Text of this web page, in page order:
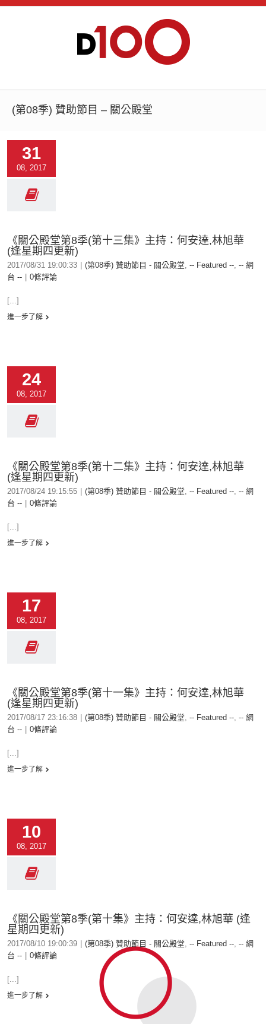
(第08季) 贊助節目 – 關公殿堂
31
08, 2017
《關公殿堂第8季(第十三集》主持：何安達,林旭華
(逢星期四更新)
2017/08/31 19:00:33 (第08季) 贊助節目 - 關公殿堂, -- Featured --, -- 網
台 --
0條評論
[...]
進一步了解
24
08, 2017
《關公殿堂第8季(第十二集》主持：何安達,林旭華
(逢星期四更新)
2017/08/24 19:15:55 (第08季) 贊助節目 - 關公殿堂, -- Featured --, -- 網
台 --
0條評論
[...]
進一步了解
17
08, 2017
《關公殿堂第8季(第十一集》主持：何安達,林旭華
(逢星期四更新)
2017/08/17 23:16:38 (第08季) 贊助節目 - 關公殿堂, -- Featured --, -- 網
台 --
0條評論
[...]
進一步了解
10
08, 2017
《關公殿堂第8季(第十集》主持：何安達,林旭華 (逢
星期四更新)
2017/08/10 19:00:39 (第08季) 贊助節目 - 關公殿堂, -- Featured --, -- 網
台 --
0條評論
[...]
進一步了解